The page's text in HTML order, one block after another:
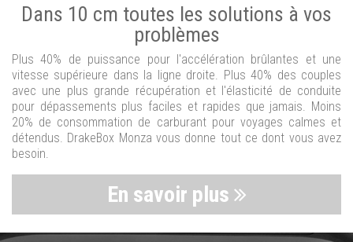
Dans 10 cm toutes les solutions à vos
problèmes
Plus 40% de puissance pour l'accélération brûlantes et une
vitesse supérieure dans la ligne droite. Plus 40% des couples
avec une plus grande récupération et l'élasticité de conduite
pour dépassements plus faciles et rapides que jamais. Moins
20% de consommation de carburant pour voyages calmes et
détendus. DrakeBox Monza vous donne tout ce dont vous avez
besoin.
En savoir plus